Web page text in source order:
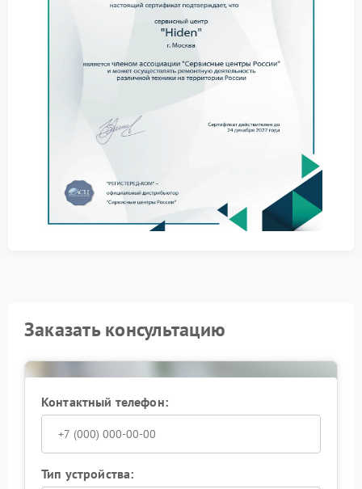
на поломку
Отключите ИБП от сети и нагрузки до выяснения
обстоятельств.
Избегайте эксплуатации устройства при явных
специалистам.
Сервисный центр Hiden располагает профильным
оборудованием для точной локализации
проводится с заменой компонентов на
совместимые решения, соответствующие
техническим требованиям производителя.
Заказать консультацию
Контактный телефон:
Тип устройства: